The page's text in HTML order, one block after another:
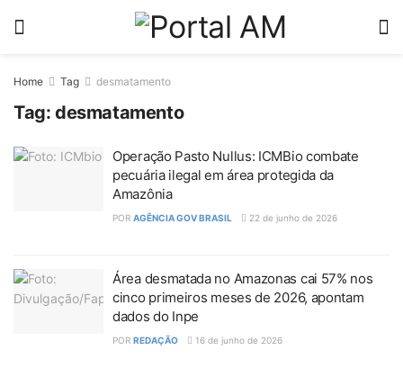
Home Tag desmatamento
Tag: desmatamento
Operação Pasto Nullus: ICMBio combate
pecuária ilegal em área protegida da
Amazônia
POR AGÊNCIA GOV BRASIL 22 de junho de 2026
Área desmatada no Amazonas cai 57% nos
cinco primeiros meses de 2026, apontam
dados do Inpe
POR REDAÇÃO 16 de junho de 2026